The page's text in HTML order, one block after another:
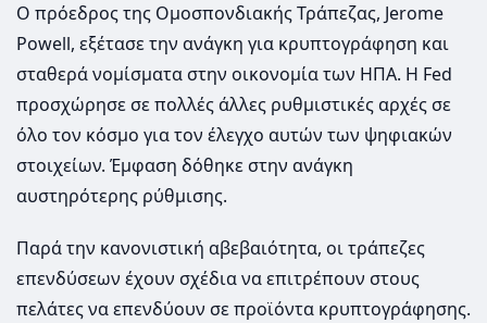
Ο πρόεδρος της Ομοσπονδιακής Τράπεζας, Jerome
Powell, εξέτασε την ανάγκη για κρυπτογράφηση και
σταθερά νομίσματα στην οικονομία των ΗΠΑ. Η Fed
προσχώρησε σε πολλές άλλες ρυθμιστικές αρχές σε
όλο τον κόσμο για τον έλεγχο αυτών των ψηφιακών
στοιχείων. Έμφαση δόθηκε στην ανάγκη
αυστηρότερης ρύθμισης.
Παρά την κανονιστική αβεβαιότητα, οι τράπεζες
επενδύσεων έχουν σχέδια να επιτρέπουν στους
πελάτες να επενδύουν σε προϊόντα κρυπτογράφησης.